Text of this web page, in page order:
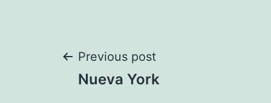
Navegación
Previous post
Nueva York